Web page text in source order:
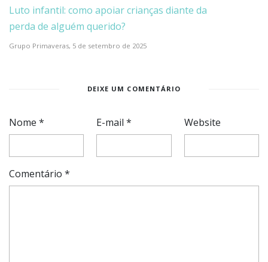
Luto infantil: como apoiar crianças diante da
perda de alguém querido?
Grupo Primaveras, 5 de setembro de 2025
DEIXE UM COMENTÁRIO
Nome * E-mail* Website
Comentário *